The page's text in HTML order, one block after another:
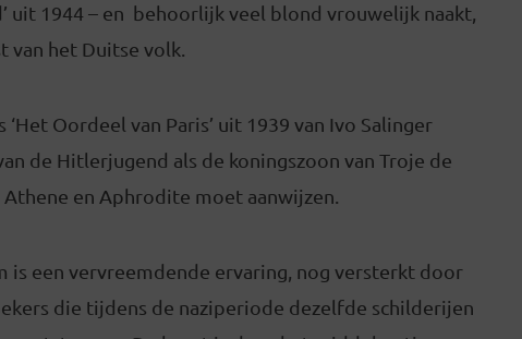
uit 1944 – en behoorlijk veel blond vrouwelijk naakt,
van het Duitse volk.
Oordeel van Paris’ uit 1939 van Ivo Salinger
de Hitlerjugend als de koningszoon van Troje de
en Aphrodite moet aanwijzen.
is een vervreemdende ervaring, nog versterkt door
die tijdens de naziperiode dezelfde schilderijen